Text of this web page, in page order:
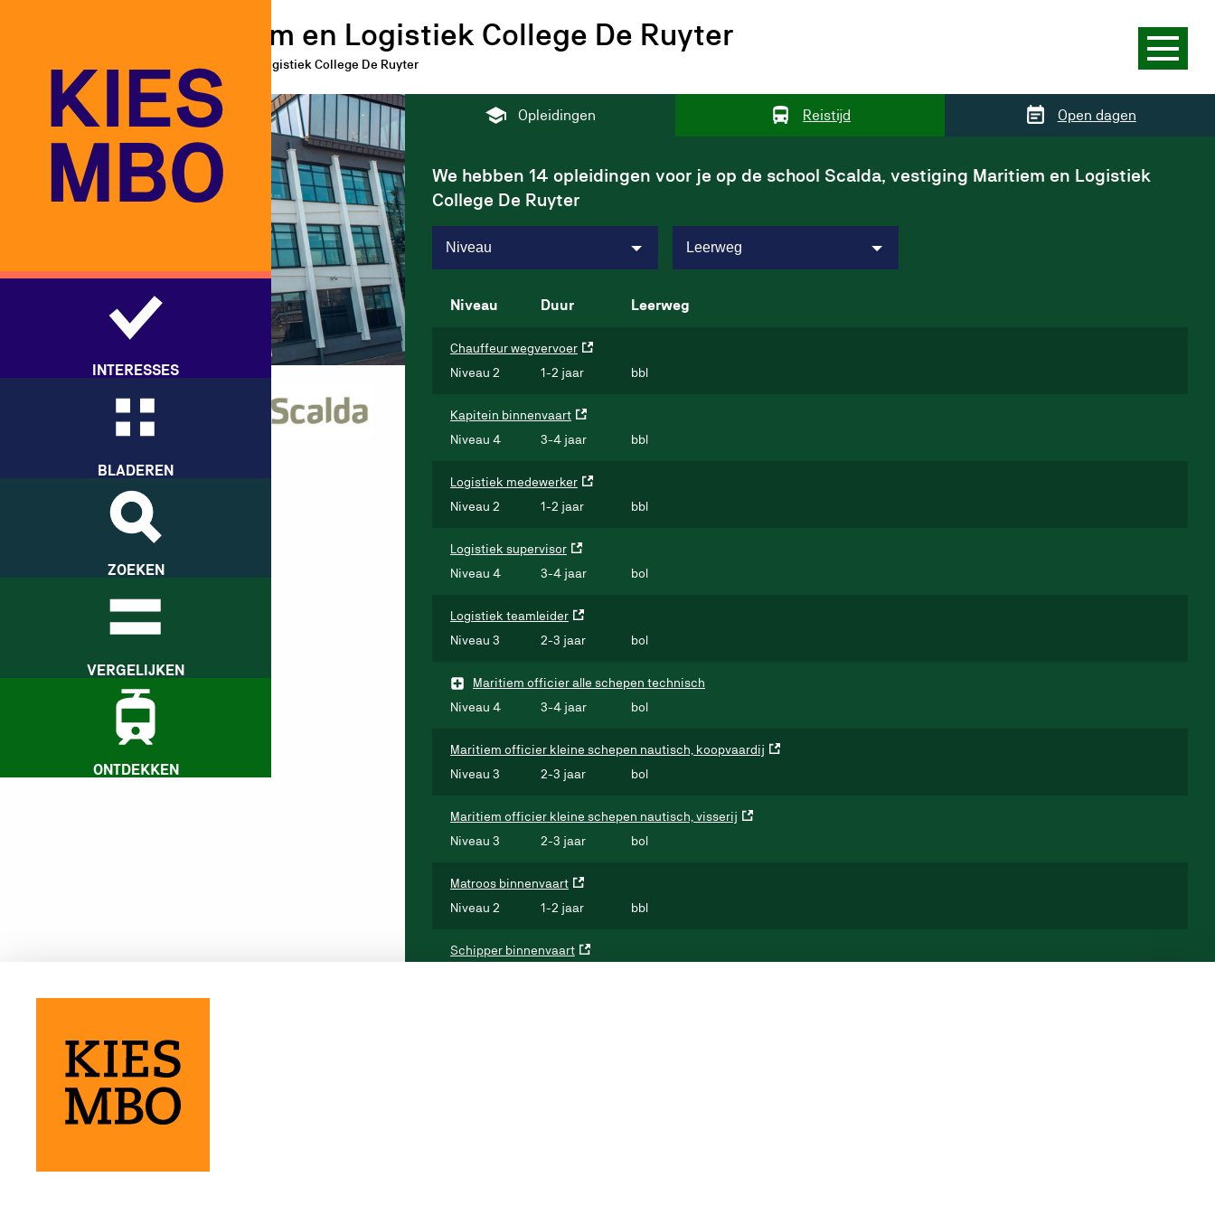
INTERESSES
BLADEREN
ZOEKEN
VERGELIJKEN
ONTDEKKEN
Scalda - Maritiem en Logistiek College De Ruyter
Maritiem en Logistiek College De Ruyter
Maritiem en Logistiek
College De Ruyter
4382 AC Vlissingen
0118 - 55 87 00
Mail deze school
Terug naar hoofdpagina school
Opleidingen Reistijd Open dagen
We hebben 14 opleidingen voor je op de school Scalda, vestiging Maritiem en Logistiek
College De Ruyter
Niveau Leerweg
Niveau Duur Leerweg
Chauffeur wegvervoer
Niveau 2
1-2 jaar bbl
Kapitein binnenvaart
Niveau 4
3-4 jaar bbl
Logistiek medewerker
Niveau 2
1-2 jaar bbl
Logistiek supervisor
Niveau 4
3-4 jaar bol
Logistiek teamleider
Niveau 3
2-3 jaar bol
Maritiem officier alle schepen technisch
Niveau 4
3-4 jaar bol
Maritiem officier kleine schepen nautisch, koopvaardij
Niveau 3
2-3 jaar bol
Maritiem officier kleine schepen nautisch, visserij
Niveau 3
2-3 jaar bol
Matroos binnenvaart
Niveau 2
1-2 jaar bbl
Schipper binnenvaart